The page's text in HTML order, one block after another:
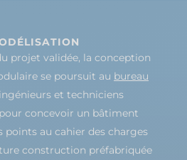
projet validée, la conception
se poursuit au bureau
et techniciens
concevoir un bâtiment
au cahier des charges
construction préfabriquée